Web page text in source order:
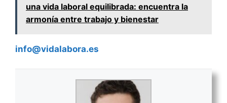
una vida laboral equilibrada: encuentra la
armonía entre trabajo y bienestar
info@vidalabora.es